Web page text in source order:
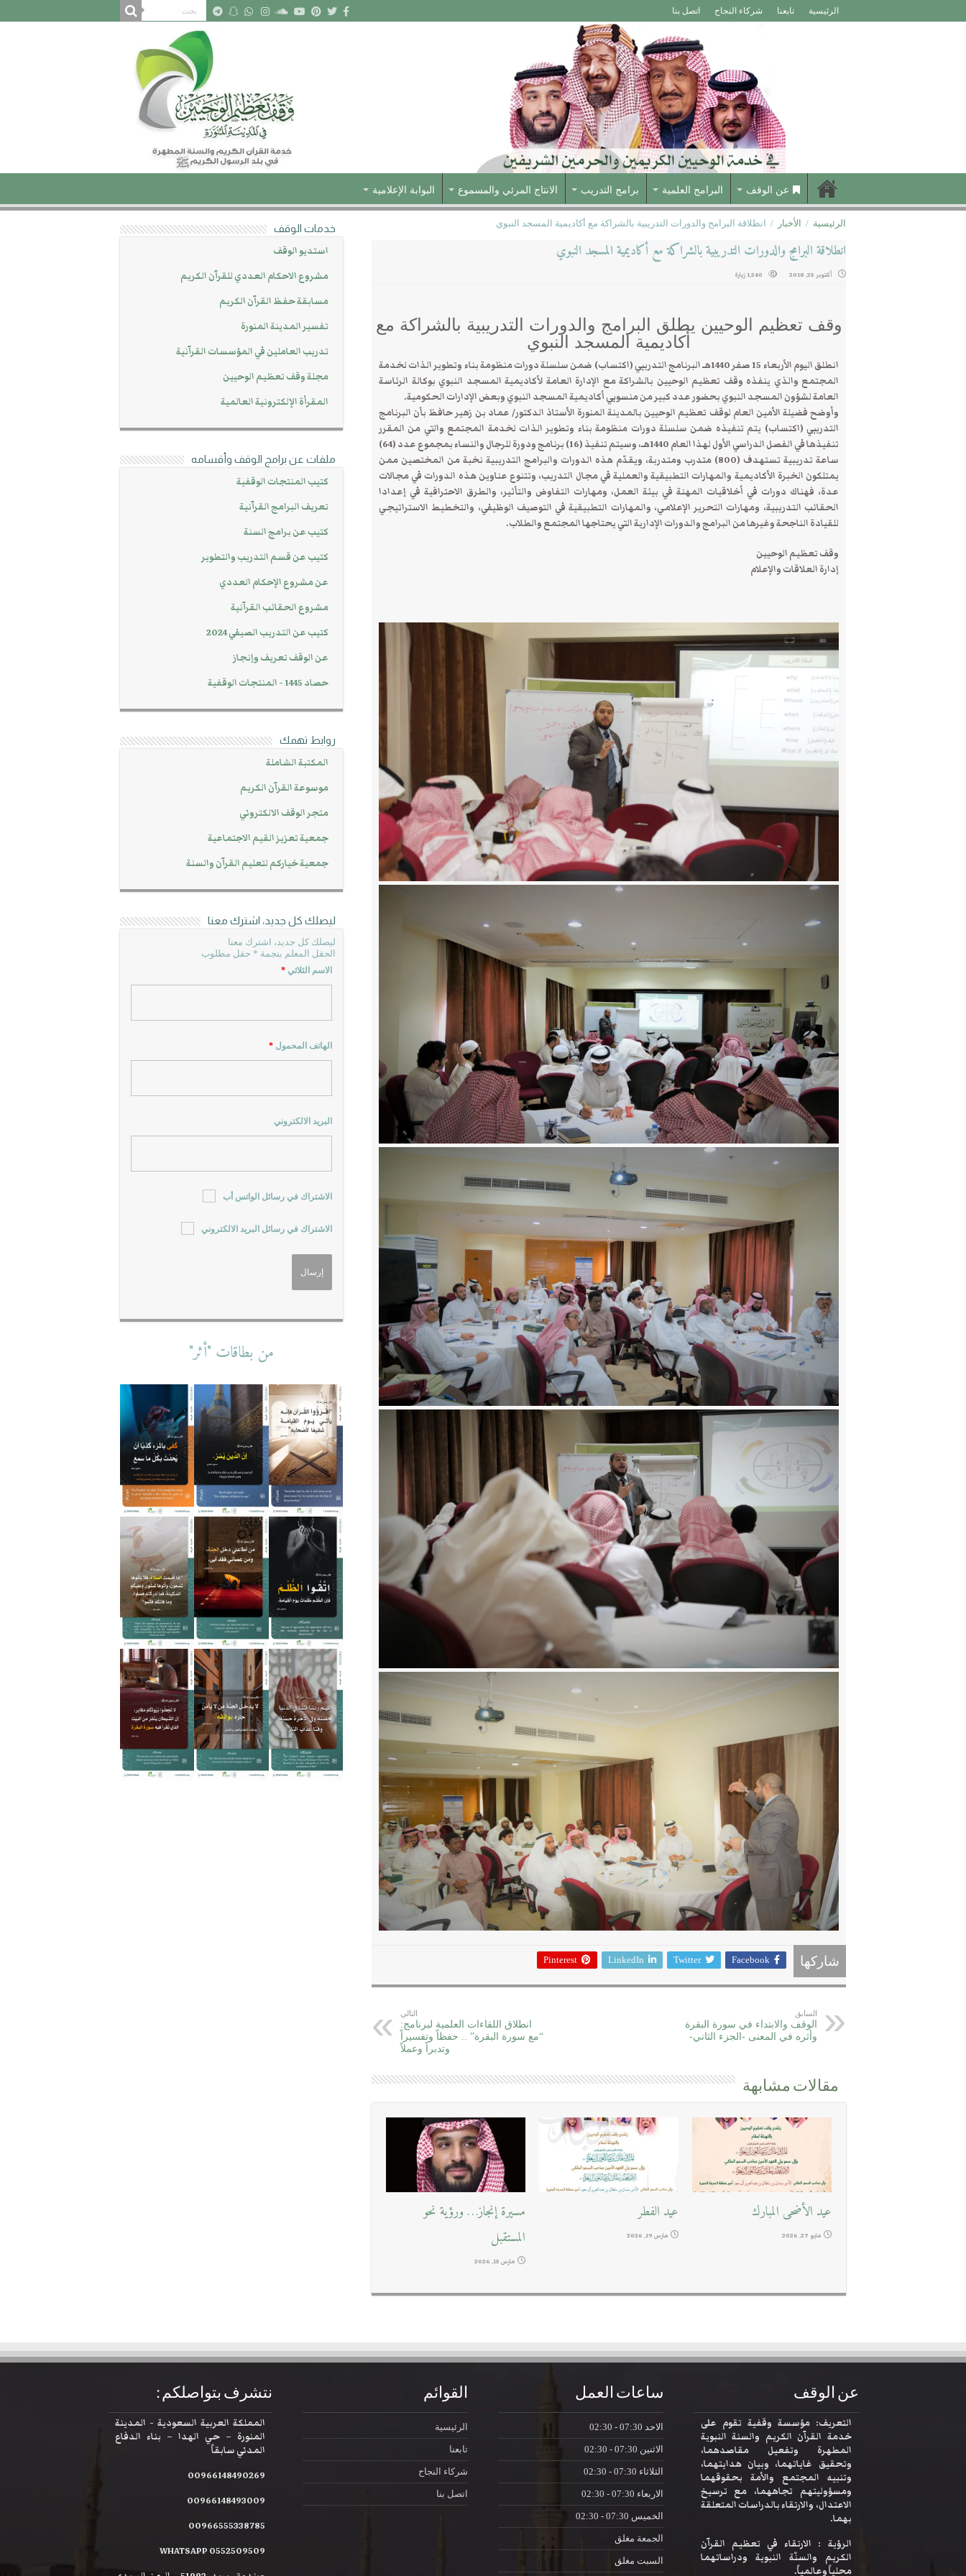
الرئيسية تابعنا شركاء النجاح اتصل بنا
عن الوقف البرامج العلمية برامج التدريب الانتاج المرئي والمسموع البوابة الإعلامية
الرئيسية / الأخبار / انطلاقة البرامج والدورات التدريبية بالشراكة مع أكاديمية المسجد النبوي
انطلاقة البرامج والدورات التدريبية بالشراكة مع أكاديمية المسجد النبوي
أكتوبر 25, 2018 1,240 زيارة
وقف تعظيم الوحيين يطلق البرامج والدورات التدريبية بالشراكة مع
أكاديمية المسجد النبوي
انطلق اليوم الأربعاء 15 صفر 1440هـ البرنامج التدريبي (اكتساب) ضمن سلسلة دورات منظومة بناء وتطوير الذات لخدمة
المجتمع والذي ينفذه وقف تعظيم الوحيين بالشراكة مع الإدارة العامة لأكاديمية المسجد النبوي بوكالة الرئاسة
العامة لشؤون المسجد النبوي بحضور عدد كبير من منسوبي أكاديمية المسجد النبوي وبعض الإدارات الحكومية.
وأوضح فضيلة الأمين العام لوقف تعظيم الوحيين بالمدينة المنورة الأستاذ الدكتور/ عماد بن زهير حافظ بأن البرنامج
التدريبي (اكتساب) يتم تنفيذه ضمن سلسلة دورات منظومة بناء وتطوير الذات لخدمة المجتمع والتي من المقرر
تنفيذها في الفصل الدراسي الأول لهذا العام 1440هـ، وسيتم تنفيذ (16) برنامج ودورة للرجال والنساء بمجموع عدد (64)
ساعة تدريبية تستهدف (800) متدرب ومتدربة، ويقدّم هذه الدورات والبرامج التدريبية نخبة من المختصين ممن
يمتلكون الخبرة الأكاديمية والمهارات التطبيقية والعملية في مجال التدريب، وتتنوع عناوين هذه الدورات في مجالات
عدة، فهناك دورات في أخلاقيات المهنة في بيئة العمل، ومهارات التفاوض والتأثير، والطرق الاحترافية في إعدادا
الحقائب التدريبية، ومهارات التحرير الإعلامي، والمهارات التطبيقية في التوصيف الوظيفي، والتخطيط الاستراتيجي
للقيادة الناجحة وغيرها من البرامج والدورات الإدارية التي يحتاجها المجتمع والطلاب.
وقف تعظيم الوحيين
إدارة العلاقات والإعلام
شاركها Facebook
Twitter
LinkedIn
Pinterest
السابق
الوقف والابتداء في سورة البقرة
وأثره في المعنى -الجزء الثاني-
التالي
انطلاق اللقاءات العلمية لبرنامج:
“مع سورة البقرة” .. حفظاً وتفسيراً
وتدبراً وعملاً
مقالات مشابهة
عيد الأضحى المبارك
مايو 27, 2026
عيد الفطر
مارس 19, 2026
مسيرة إنجاز… ورؤية نحو
المستقبل
مارس 15, 2026
خدمات الوقف
استديو الوقف
مشروع الاحكام العددي للقرآن الكريم
مسابقة حفظ القرآن الكريم
تفسير المدينة المنورة
تدريب العاملين في المؤسسات القرآنية
مجلة وقف تعظيم الوحيين
المقرأة الإلكترونية العالمية
ملفات عن برامج الوقف وأقسامه
كتيب المنتجات الوقفية
تعريف البرامج القرآنية
كتيب عن برامج السنة
كتيب عن قسم التدريب والتطوير
عن مشروع الإحكام العددي
مشروع الحقائب القرآنية
كتيب عن التدريب الصيفي 2024
عن الوقف تعريف وإنجاز
حصاد 1445 - المنتجات الوقفية
روابط تهمك
المكتبة الشاملة
موسوعة القرآن الكريم
متجر الوقف الالكتروني
جمعية تعزيز القيم الاجتماعية
جمعية خياركم لتعليم القرآن والسنة
ليصلك كل جديد، اشترك معنا
ليصلك كل جديد، اشترك معنا
الحقل المعلم بنجمة * حقل مطلوب
الاسم الثلاثي *
الهاتف المحمول *
البريد الالكتروني
الاشتراك في رسائل الواتس أب
الاشتراك في رسائل البريد الالكتروني
من بطاقات "أثر"
عن الوقف
التعريف: مؤسسة وقفية تقوم على
خدمة القرآن الكريم والسنة النبوية
المطهرة وتفعيل مقاصدهما،
وتحقيق غاياتهما، وبيان هدايتهما،
وتنبيه المجتمع والأمة بحقوقهما
ومسؤوليتهم تجاههما، مع ترسيخ
الاعتدال، والارتقاء بالدراسات المتعلقة
بهما.
الرؤية : الارتقاء في تعظيم القرآن
الكريم والسنّة النبوية ودراساتهما
محلياً وعالمياً.
ساعات العمل
الاحد
الاثنين
الثلاثاء
الاربعاء
الخميس
الجمعة مغلق
السبت مغلق
القوائم
الرئيسية
تابعنا
شركاء النجاح
اتصل بنا
نتشرف بتواصلكم :
المملكة العربية السعودية - المدينة
المنورة – حي الهدا – بناء الدفاع
المدني سابقاً
00966148490269
00966148493009
00966555338785
WHATSAPP 0552509509